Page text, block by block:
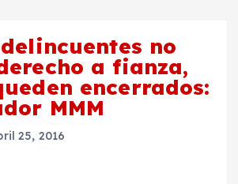
no
a fianza,
encerrados:
MMM
25, 2016